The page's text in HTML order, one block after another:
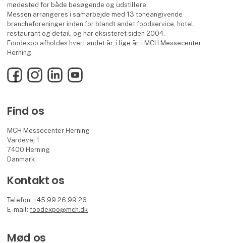
mødested for både besøgende og udstillere.
Messen arrangeres i samarbejde med 13 toneangivende
brancheforeninger inden for blandt andet foodservice, hotel,
restaurant og detail, og har eksisteret siden 2004.
Foodexpo afholdes hvert andet år, i lige år, i MCH Messecenter
Herning.
FacebookInstagramLinkedInYouTube
Find os
MCH Messecenter Herning
Vardevej 1
7400 Herning
Danmark
Kontakt os
Telefon: +45 99 26 99 26
E-mail:foodexpo@mch.dk
Mød os